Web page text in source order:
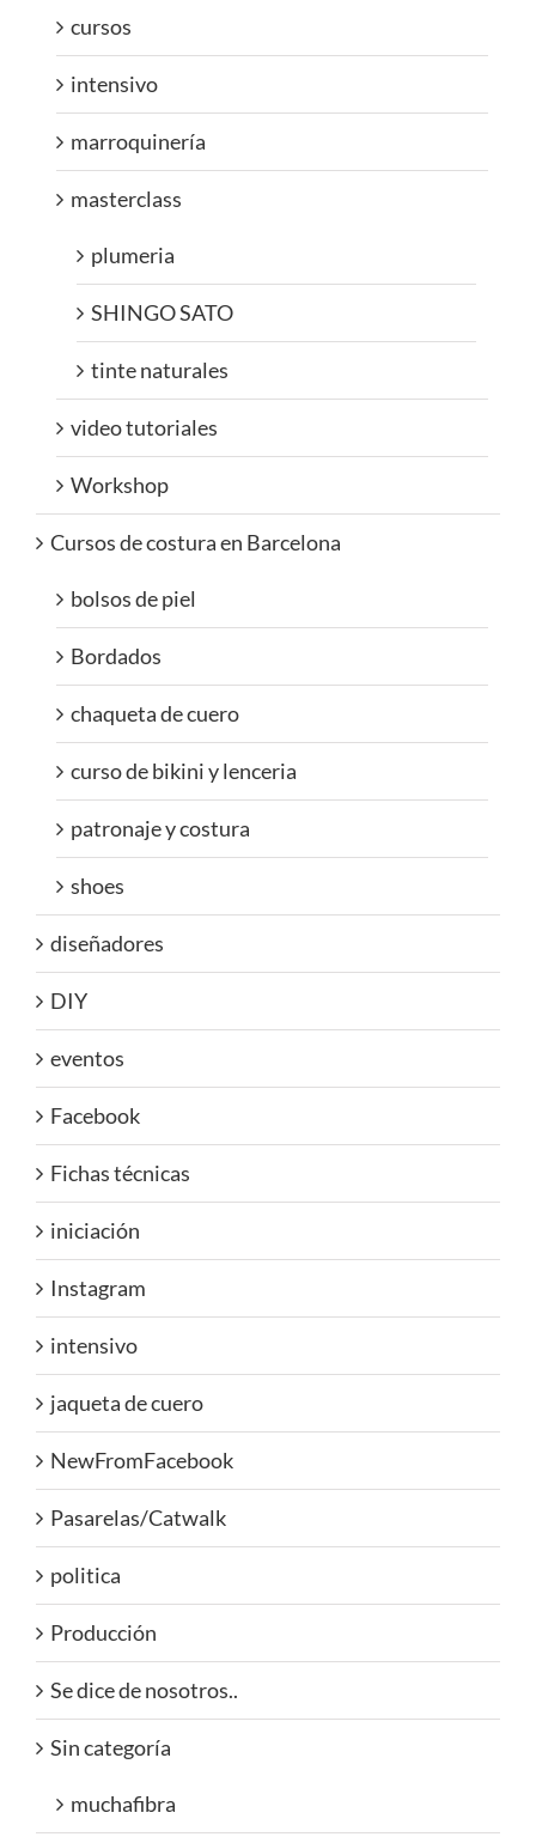
cursos
intensivo
marroquinería
masterclass
plumeria
SHINGO SATO
tinte naturales
video tutoriales
Workshop
Cursos de costura en Barcelona
bolsos de piel
Bordados
chaqueta de cuero
curso de bikini y lenceria
patronaje y costura
shoes
diseñadores
DIY
eventos
Facebook
Fichas técnicas
iniciación
Instagram
intensivo
jaqueta de cuero
NewFromFacebook
Pasarelas/Catwalk
politica
Producción
Se dice de nosotros..
Sin categoría
muchafibra